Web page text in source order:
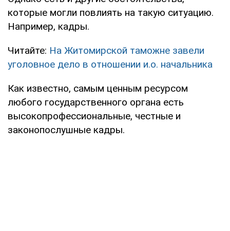
которые могли повлиять на такую ситуацию.
Например, кадры.
Читайте: На Житомирской таможне завели
уголовное дело в отношении и.о. начальника
Как известно, самым ценным ресурсом
любого государственного органа есть
высокопрофессиональные, честные и
законопослушные кадры.